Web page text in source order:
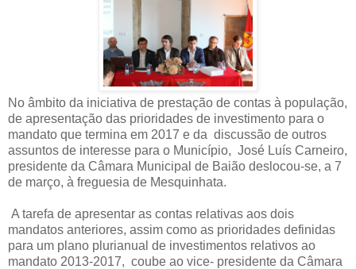
No âmbito da iniciativa de prestação de contas à população,
de apresentação das prioridades de investimento para o
mandato que termina em 2017 e da discussão de outros
assuntos de interesse para o Município, José Luís Carneiro,
presidente da Câmara Municipal de Baião deslocou-se, a 7
de março, à freguesia de Mesquinhata.
A tarefa de apresentar as contas relativas aos dois
mandatos anteriores, assim como as prioridades definidas
para um plano plurianual de investimentos relativos ao
mandato 2013-2017, coube ao vice- presidente da Câmara